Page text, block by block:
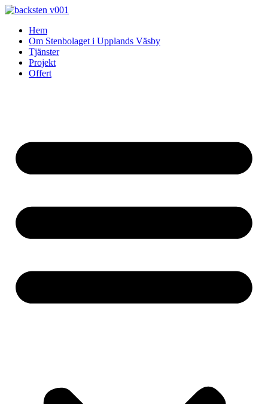
Skip
contentHem
Om Stenbolaget i Upplands Väsby
Tjänster
Projekt
Offert